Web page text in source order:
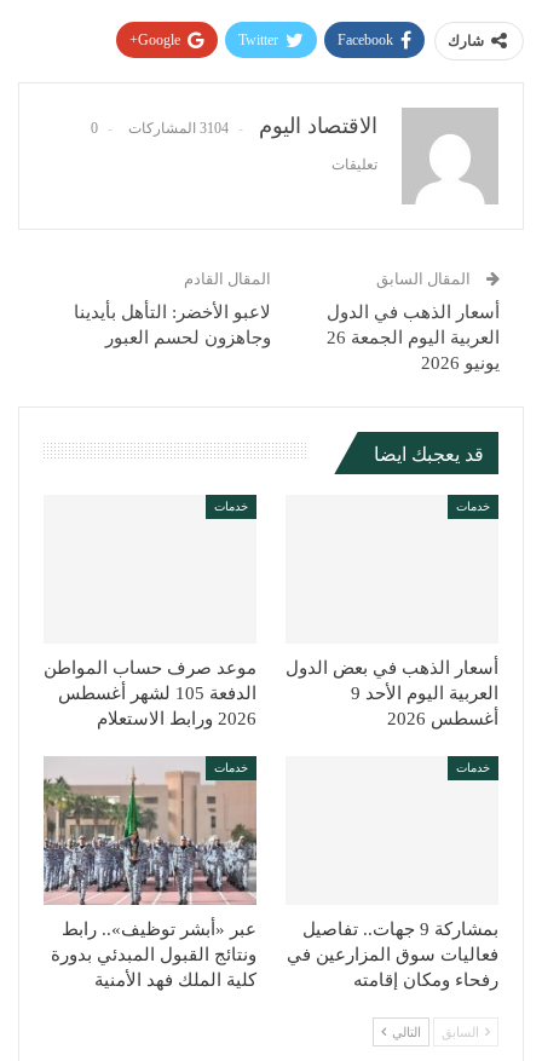
شارك Facebook
Twitter
Google+
الاقتصاد اليوم 3104 المشاركات 0
تعليقات
المقال السابق
أسعار الذهب في الدول
العربية اليوم الجمعة 26
يونيو 2026
المقال القادم
لاعبو الأخضر: التأهل بأيدينا
وجاهزون لحسم العبور
قد يعجبك ايضا
خدمات
أسعار الذهب في بعض الدول
العربية اليوم الأحد 9
أغسطس 2026
خدمات
موعد صرف حساب المواطن
الدفعة 105 لشهر أغسطس
2026 ورابط الاستعلام
خدمات
بمشاركة 9 جهات.. تفاصيل
فعاليات سوق المزارعين في
رفحاء ومكان إقامته
خدمات
عبر «أبشر توظيف».. رابط
ونتائج القبول المبدئي بدورة
كلية الملك فهد الأمنية
السابق التالي